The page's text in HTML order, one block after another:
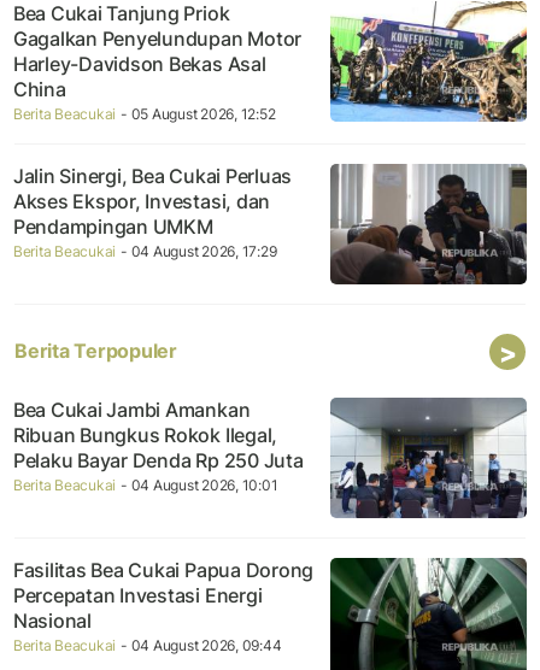
Bea Cukai Tanjung Priok
Gagalkan Penyelundupan Motor
Harley-Davidson Bekas Asal
China
Berita Beacukai - 05 August 2026, 12:52
Jalin Sinergi, Bea Cukai Perluas
Akses Ekspor, Investasi, dan
Pendampingan UMKM
Berita Beacukai - 04 August 2026, 17:29
Berita Terpopuler >
Bea Cukai Jambi Amankan
Ribuan Bungkus Rokok Ilegal,
Pelaku Bayar Denda Rp 250 Juta
Berita Beacukai - 04 August 2026, 10:01
Fasilitas Bea Cukai Papua Dorong
Percepatan Investasi Energi
Nasional
Berita Beacukai - 04 August 2026, 09:44